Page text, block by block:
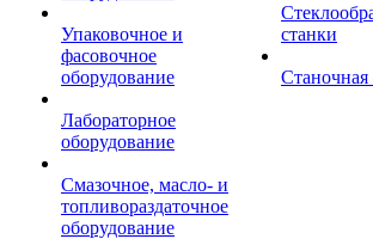
Упаковочное и
фасовочное
оборудование
Лабораторное
оборудование
Смазочное, масло- и
топливораздаточное
оборудование
станки
Станочная